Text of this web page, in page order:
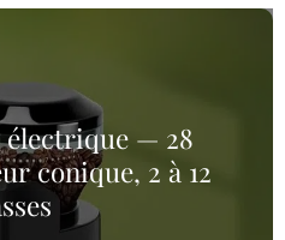
électrique — 28
conique, 2 à 12